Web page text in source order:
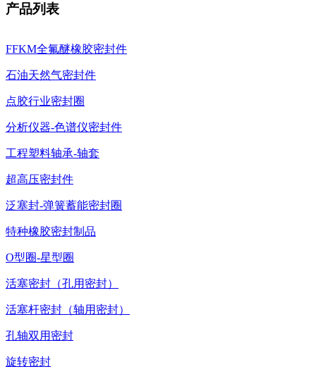
产品列表
FFKM全氟醚橡胶密封件
石油天然气密封件
点胶行业密封圈
分析仪器-色谱仪密封件
工程塑料轴承-轴套
超高压密封件
泛塞封-弹簧蓄能密封圈
特种橡胶密封制品
O型圈-星型圈
活塞密封（孔用密封）
活塞杆密封（轴用密封）
孔轴双用密封
旋转密封